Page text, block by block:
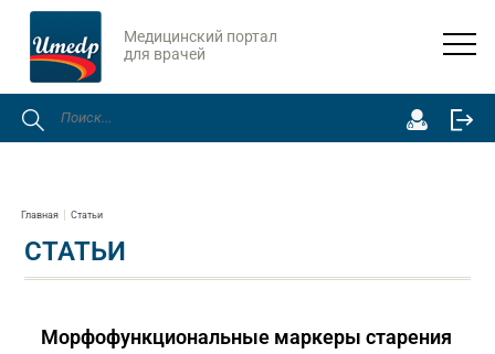
Медицинский портал
для врачей
Главная Статьи
СТАТЬИ
Морфофункциональные маркеры старения